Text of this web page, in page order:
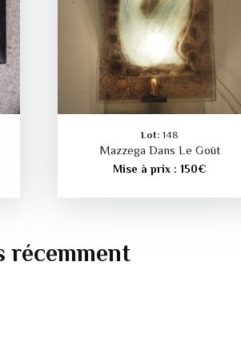
Lot: 148
Mazzega Dans Le Goût
Mise à prix :150€
récemment